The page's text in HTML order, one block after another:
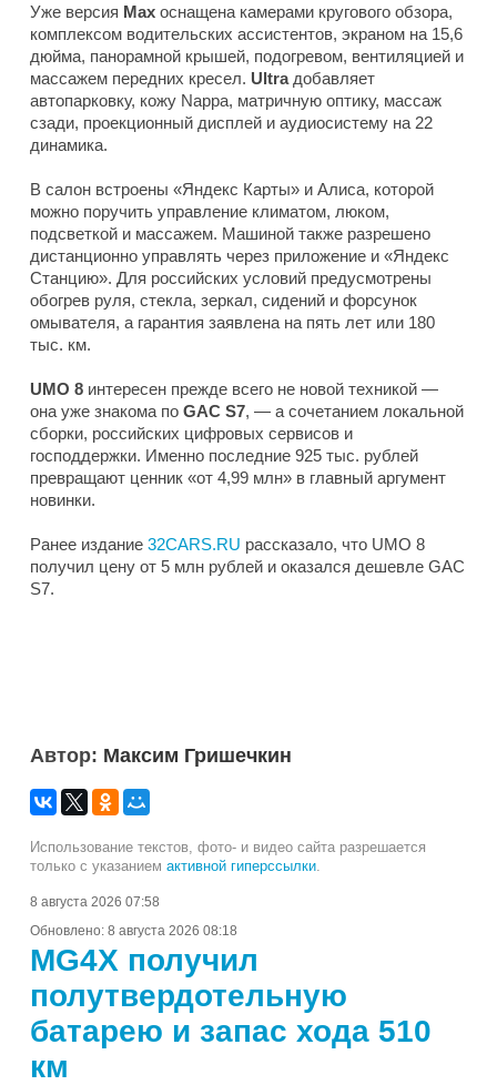
Уже версия Max оснащена камерами кругового обзора,
комплексом водительских ассистентов, экраном на 15,6
дюйма, панорамной крышей, подогревом, вентиляцией и
массажем передних кресел. Ultraдобавляет
автопарковку, кожу Nappa, матричную оптику, массаж
сзади, проекционный дисплей и аудиосистему на 22
динамика.
В салон встроены «Яндекс Карты» и Алиса, которой
можно поручить управление климатом, люком,
подсветкой и массажем. Машиной также разрешено
дистанционно управлять через приложение и «Яндекс
Станцию». Для российских условий предусмотрены
обогрев руля, стекла, зеркал, сидений и форсунок
омывателя, а гарантия заявлена на пять лет или 180
тыс. км.
UMO 8 интересен прежде всего не новой техникой —
она уже знакома по GAC S7, — а сочетанием локальной
сборки, российских цифровых сервисов и
господдержки. Именно последние 925 тыс. рублей
превращают ценник «от 4,99 млн» в главный аргумент
новинки.
Ранее издание 32CARS.RU рассказало, что UMO 8
получил цену от 5 млн рублей и оказался дешевле GAC
S7.
Автор: Максим Гришечкин
Использование текстов, фото- и видео сайта разрешается
только с указанием активной гиперссылки
8 августа 2026 07:58
Обновлено: 8 августа 2026 08:18
MG4X получил
полутвердотельную
батарею и запас хода 510
км